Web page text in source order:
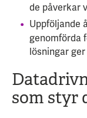
de påverkar
Uppföljande
genomförda
lösningar
som styr